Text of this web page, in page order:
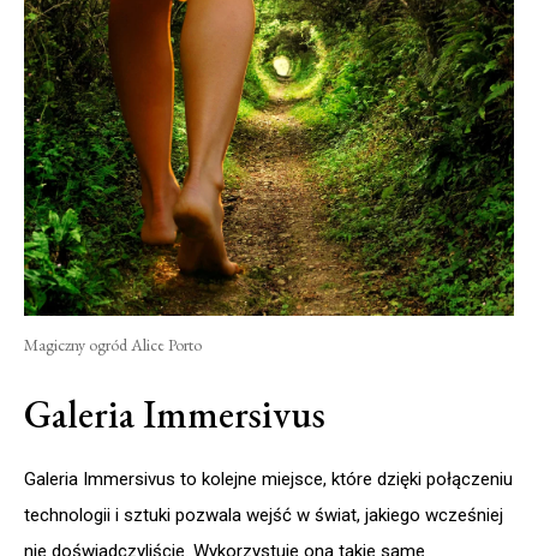
Magiczny ogród Alice Porto
Galeria Immersivus
Galeria Immersivus to kolejne miejsce, które dzięki połączeniu
technologii i sztuki pozwala wejść w świat, jakiego wcześniej
nie doświadczyliście. Wykorzystuje ona takie same